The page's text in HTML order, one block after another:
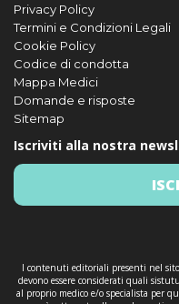
Privacy Policy
Termini e Condizioni Legali
Cookie Policy
Codice di condotta
Mappa Medici
Domande e risposte
Sitemap
Iscriviti alla nostra
I contenuti editoriali presenti nel
devono essere considerati quali
al proprio medico e/o specialista per